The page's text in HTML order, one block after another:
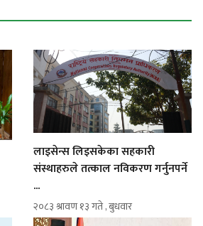
लाइसेन्स लिइसकेका सहकारी
संस्थाहरुले तत्काल नविकरण गर्नुनपर्ने
...
२०८३ श्रावण १३ गते , बुधवार